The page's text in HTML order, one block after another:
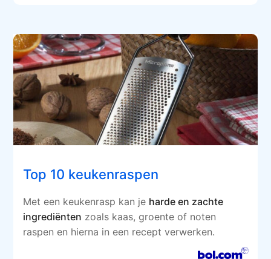
Top 10 keukenraspen
Met een keukenrasp kan je harde en zachte
ingrediënten zoals kaas, groente of noten
raspen en hierna in een recept verwerken.